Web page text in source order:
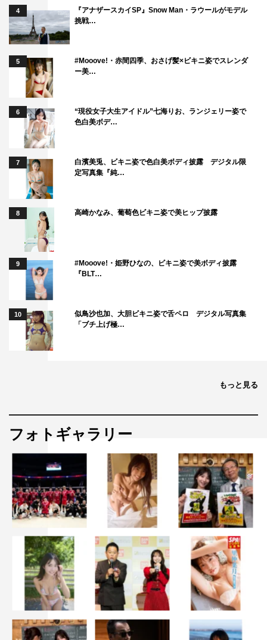
4
『アナザースカイSP』Snow Man・ラウールがモデル
挑戦…
5
#Mooove!・赤間四季、おさげ髪×ビキニ姿でスレンダ
ー美…
6
“現役女子大生アイドル”七海りお、ランジェリー姿で
色白美ボデ…
7
白濱美兎、ビキニ姿で色白美ボディ披露 デジタル限
定写真集『純…
8 高崎かなみ、葡萄色ビキニ姿で美ヒップ披露
9
#Mooove!・姫野ひなの、ビキニ姿で美ボディ披露
『BLT…
10
似鳥沙也加、大胆ビキニ姿で舌ペロ デジタル写真集
「ブチ上げ極…
もっと見る
フォトギャラリー